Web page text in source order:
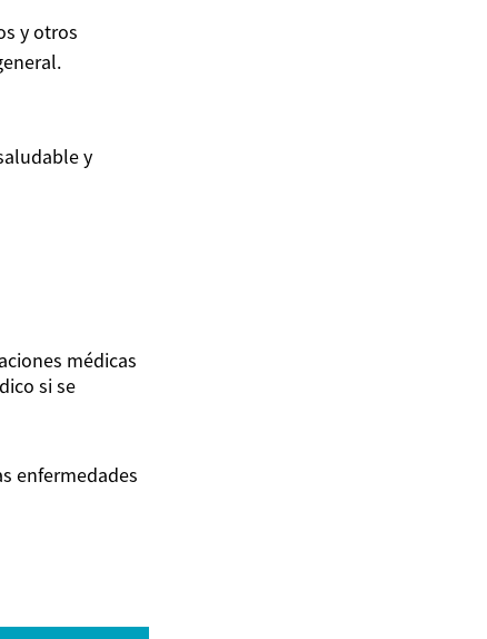
y otros
y
médicas
si se
enfermedades